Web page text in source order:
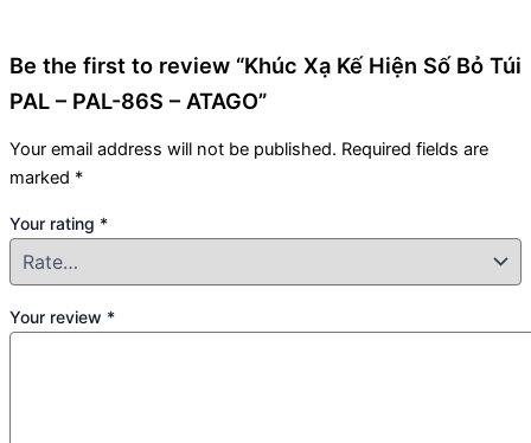
Be the first to review “Khúc Xạ Kế Hiện Số Bỏ Túi
PAL – PAL-86S – ATAGO”
Your email address will not be published. Required fields are
marked *
Your rating *
Your review *